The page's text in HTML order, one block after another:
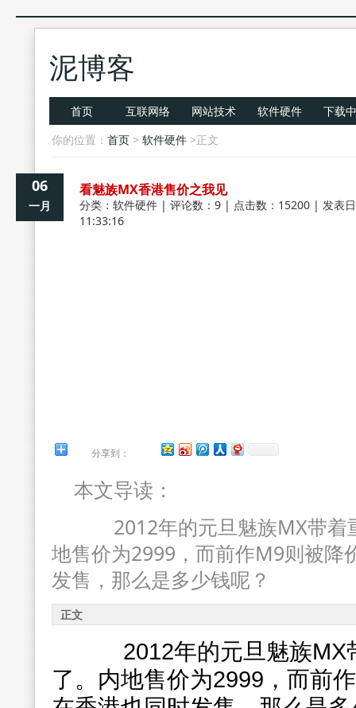
泥博客
首页 互联网络 网站技术 软件硬件
下载
你的位置： 首页 > 软件硬件 >正文
06
一月
看魅族MX香港售价之我见
分类： 软件硬件 | 评论数：9 | 点击数：15200 | 发表
11:33:16
分享到：
本文导读：
2012年的元旦魅族MX带着
地售价为2999，而前作M9则被降
发售，那么是多少钱呢？
正文
2012年的元旦魅族MX
了。内地售价为2999，而前